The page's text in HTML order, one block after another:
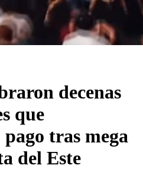
decenas
que
tras mega
del Este